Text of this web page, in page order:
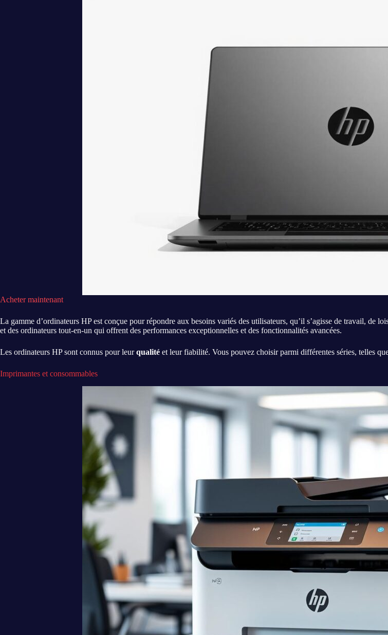
Acheter maintenant
La gamme d’ordinateurs HP est conçue pour répondre aux besoins variés des utilisateurs, qu’il s’agisse de travail, de
et des ordinateurs tout-en-un qui offrent des performances exceptionnelles et des fonctionnalités avancées.
Les ordinateurs HP sont connus pour leurqualité et leur fiabilité. Vous pouvez choisir parmi différentes séries, telles
Imprimantes et consommables